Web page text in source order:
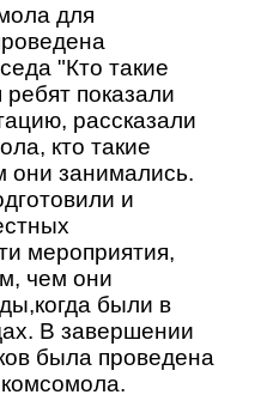
для
"Кто такие
показали
рассказали
кто такие
они занимались.
и
мероприятия,
чем они
были в
В завершении
была проведена